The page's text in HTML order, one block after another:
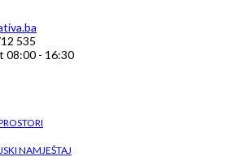
535
08:00 - 16:30
NAMJEŠTAJ